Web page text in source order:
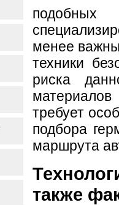
менее
техники
риска
требует
подбора
маршрута
также